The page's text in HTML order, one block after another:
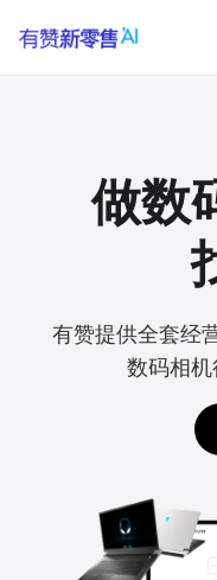
做数
有赞提供全套经
数码相